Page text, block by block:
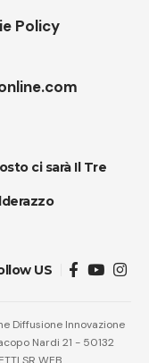
Policy
ci sarà Il Tre
US
Diffusione Innovazione
Nardi 21 - 50132